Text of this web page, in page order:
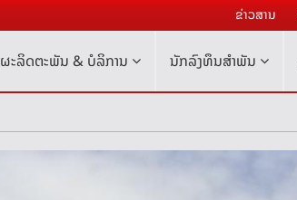
ຂ່າວສານ
ຜະລິດຕະພັນ & ບໍລິການ ນັກລົງທຶນສໍາພັນ